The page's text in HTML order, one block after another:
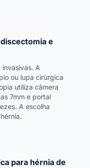
e
invasivas. A
ou lupa cirúrgica
utiliza câmera
7mm e portal
A escolha
para hérnia de